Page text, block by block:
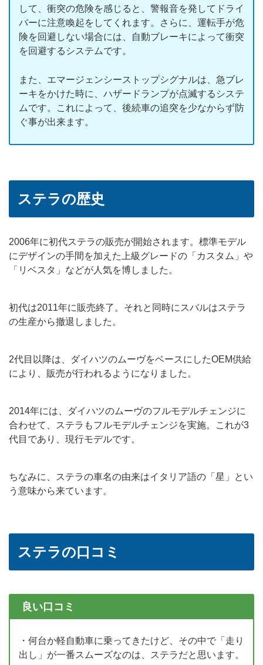
して、衝突の危険を感じると、警報音を発してドライ
バーに注意喚起をしてくれます。さらに、運転手が危
険を回避しない場合には、自動ブレーキによって衝突
を回避するシステムです。
また、エマージェンシーストップシグナルは、急ブレ
ーキをかけた時に、ハザードランプが点滅するシステ
ムです。これによって、後続車の追突を少なからず防
ぐ事が出来ます。
ステラの歴史
2006年に初代ステラの販売が開始されます。標準モデル
にデザインの手間を加えた上級グレードの「カスタム」や
「リベスタ」などが人気を博しました。
初代は2011年に販売終了。それと同時にスバルはステラ
の生産から撤退しました。
2代目以降は、ダイハツのムーヴをベースにしたOEM供給
により、販売が行われるようになりました。
2014年には、ダイハツのムーヴのフルモデルチェンジに
合わせて、ステラもフルモデルチェンジを実施。これが3
代目であり、現行モデルです。
ちなみに、ステラの車名の由来はイタリア語の「星」とい
う意味から来ています。
ステラの口コミ
良い口コミ
・何台か軽自動車に乗ってきたけど、その中で「走り
出し」が一番スムーズなのは、ステラだと思います。